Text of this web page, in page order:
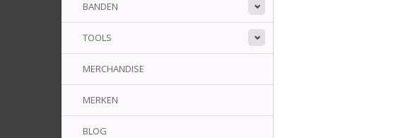
BANDEN
TOOLS
MERCHANDISE
MERKEN
BLOG